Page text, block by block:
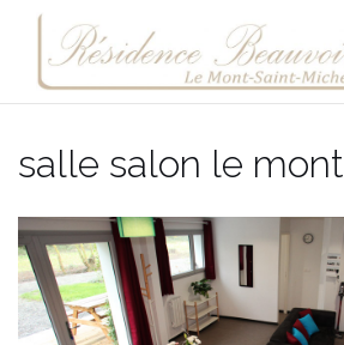
contenu
salle salon le mont